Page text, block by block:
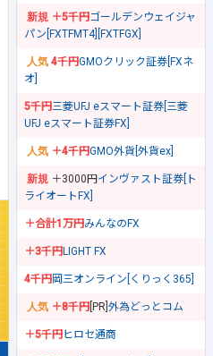
＋5千円ゴールデンウェイジャ
パン[FXTFMT4][FXTFGX]
4千円GMOクリック証券[FXネ
オ]
5千円三菱UFJ eスマート証券[三菱
UFJ eスマート証券FX]
＋4千円GMO外貨[外貨ex]
＋3000円 インヴァスト証券[ト
ライオートFX]
＋合計1万円みんなのFX
＋3千円LIGHT FX
4千円岡三オンライン[くりっく365]
＋8千円 [PR] 外為どっとコム
＋5千円ヒロセ通商